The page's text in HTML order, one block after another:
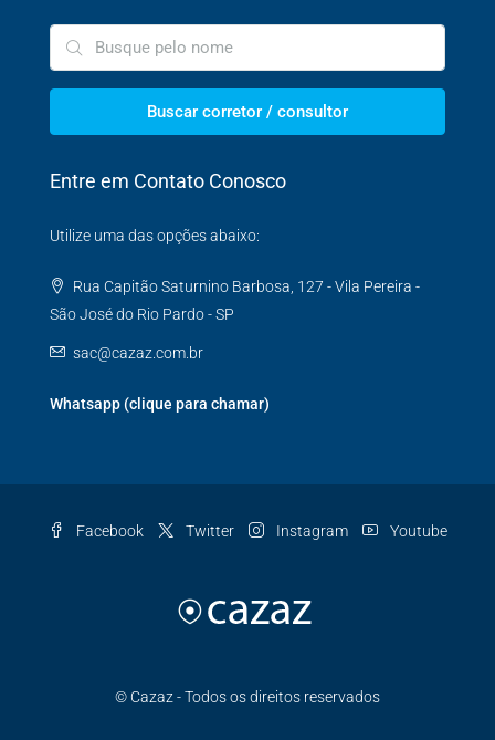
Buscar corretor / consultor
Entre em Contato Conosco
Utilize uma das opções abaixo:
Rua Capitão Saturnino Barbosa, 127 - Vila Pereira -
São José do Rio Pardo - SP
sac@cazaz.com.br
Whatsapp (clique para chamar)
Facebook Twitter Instagram Youtube
© Cazaz - Todos os direitos reservados